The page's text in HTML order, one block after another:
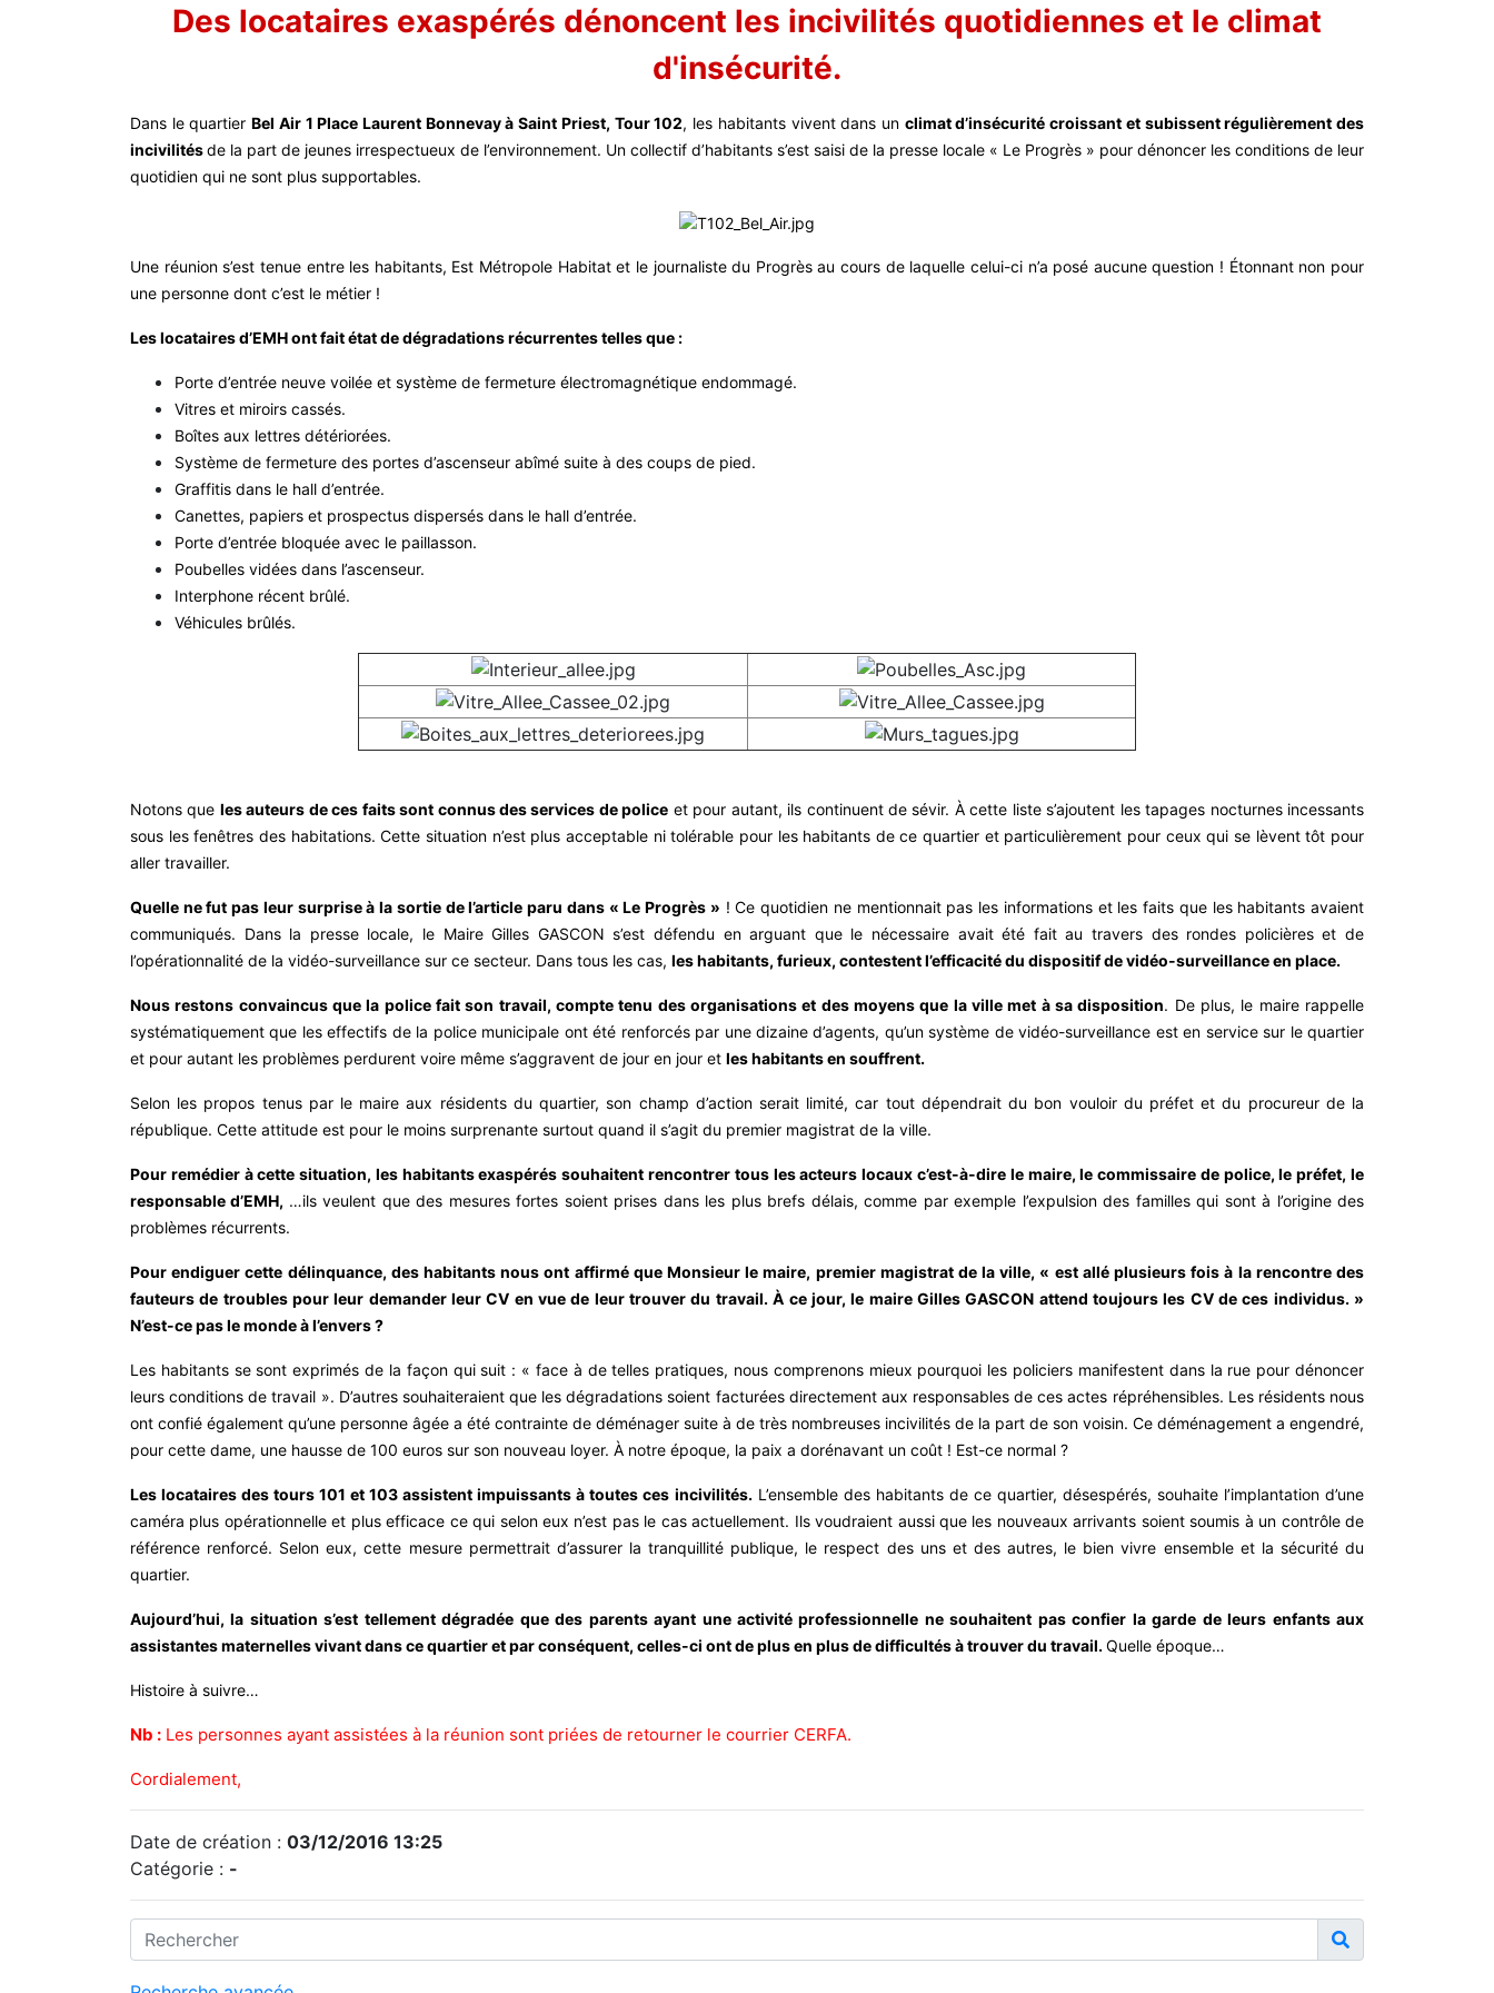
Des locataires exaspérés dénoncent les incivilités quotidiennes et le climat
d'insécurité.
Dans le quartierBel Air 1 Place Laurent Bonnevay à Saint Priest, Tour 102, les habitants vivent dans un climat d’insécurité croissant et subissent régulièrement des
incivilitésde la part de jeunes irrespectueux de l’environnement. Un collectif d’habitants s’est saisi de la presse locale « Le Progrès » pour dénoncer les conditions de leur
quotidien qui ne sont plus supportables.
Une réunion s’est tenue entre les habitants, Est Métropole Habitat et le journaliste du Progrès au cours de laquelle celui-ci n’a posé aucune question ! Étonnant non pour
une personne dont c’est le métier !
Les locataires d’EMH ont fait état de dégradations récurrentes telles que :
Porte d’entrée neuve voilée et système de fermeture électromagnétique endommagé.
Vitres et miroirs cassés.
Boîtes aux lettres détériorées.
Système de fermeture des portes d’ascenseur abîmé suite à des coups de pied.
Graffitis dans le hall d’entrée.
Canettes, papiers et prospectus dispersés dans le hall d’entrée.
Porte d’entrée bloquée avec le paillasson.
Poubelles vidées dans l’ascenseur.
Interphone récent brûlé.
Véhicules brûlés.
Notons que les auteurs de ces faits sont connus des services de police et pour autant, ils continuent de sévir. À cette liste s’ajoutent les tapages nocturnes incessants
sous les fenêtres des habitations. Cette situation n’est plus acceptable ni tolérable pour les habitants de ce quartier et particulièrement pour ceux qui se lèvent tôt pour
aller travailler.
Quelle ne fut pas leur surprise à la sortie de l’article paru dans « Le Progrès » ! Ce quotidien ne mentionnait pas les informations et les faits que les habitants avaient
communiqués. Dans la presse locale, le Maire Gilles GASCON s’est défendu en arguant que le nécessaire avait été fait au travers des rondes policières et de
l’opérationnalité de la vidéo-surveillance sur ce secteur. Dans tous les cas, les habitants, furieux, contestent l’efficacité du dispositif de vidéo-surveillance en place.
Nous restons convaincus que la police fait son travail, compte tenu des organisations et des moyens que la ville met à sa disposition. De plus, le maire rappelle
systématiquement que les effectifs de la police municipale ont été renforcés par une dizaine d’agents, qu’un système de vidéo-surveillance est en service sur le quartier
et pour autant les problèmes perdurent voire même s’aggravent de jour en jour et les habitants en souffrent.
Selon les propos tenus par le maire aux résidents du quartier, son champ d’action serait limité, car tout dépendrait du bon vouloir du préfet et du procureur de la
république. Cette attitude est pour le moins surprenante surtout quand il s’agit du premier magistrat de la ville.
Pour remédier à cette situation, les habitants exaspérés souhaitent rencontrer tous les acteurs locaux c’est-à-dire le maire, le commissaire de police, le préfet, le
responsable d’EMH, …ils veulent que des mesures fortes soient prises dans les plus brefs délais, comme par exemple l’expulsion des familles qui sont à l’origine des
problèmes récurrents.
Pour endiguer cette délinquance, des habitants nous ont affirmé que Monsieur le maire, premier magistrat de la ville, « est allé plusieurs fois à la rencontre des
fauteurs de troubles pour leur demander leur CV en vue de leur trouver du travail. À ce jour, le maire Gilles GASCON attend toujours les CV de ces individus. »
N’est-ce pas le monde à l’envers ?
Les habitants se sont exprimés de la façon qui suit : « face à de telles pratiques, nous comprenons mieux pourquoi les policiers manifestent dans la rue pour dénoncer
leurs conditions de travail ». D’autres souhaiteraient que les dégradations soient facturées directement aux responsables de ces actes répréhensibles. Les résidents nous
ont confié également qu’une personne âgée a été contrainte de déménager suite à de très nombreuses incivilités de la part de son voisin. Ce déménagement a engendré,
pour cette dame, une hausse de 100 euros sur son nouveau loyer. À notre époque, la paix a dorénavant un coût ! Est-ce normal ?
Les locataires des tours 101 et 103 assistent impuissants à toutes ces incivilités.L’ensemble des habitants de ce quartier, désespérés, souhaite l’implantation d’une
caméra plus opérationnelle et plus efficace ce qui selon eux n’est pas le cas actuellement. Ils voudraient aussi que les nouveaux arrivants soient soumis à un contrôle de
référence renforcé. Selon eux, cette mesure permettrait d’assurer la tranquillité publique, le respect des uns et des autres, le bien vivre ensemble et la sécurité du
quartier.
Aujourd’hui, la situation s’est tellement dégradée que des parents ayant une activité professionnelle ne souhaitent pas confier la garde de leurs enfants aux
assistantes maternelles vivant dans ce quartier et par conséquent, celles-ci ont de plus en plus de difficultés à trouver du travail.Quelle époque…
Histoire à suivre…
Nb : Les personnes ayant assistées à la réunion sont priées de retourner le courrier CERFA.
Cordialement,
Date de création : 03/12/2016 13:25
Catégorie : -